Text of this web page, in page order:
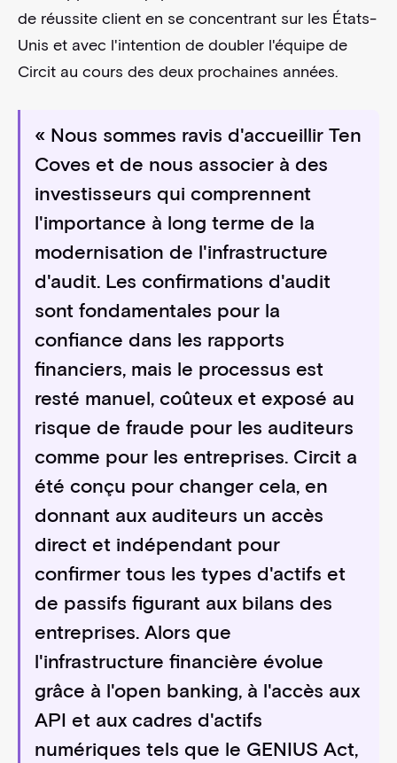
de réussite client en se concentrant sur les États-
Unis et avec l'intention de doubler l'équipe de
Circit au cours des deux prochaines années.
« Nous sommes ravis d'accueillir Ten
Coves et de nous associer à des
investisseurs qui comprennent
l'importance à long terme de la
modernisation de l'infrastructure
d'audit. Les confirmations d'audit
sont fondamentales pour la
confiance dans les rapports
financiers, mais le processus est
resté manuel, coûteux et exposé au
risque de fraude pour les auditeurs
comme pour les entreprises. Circit a
été conçu pour changer cela, en
donnant aux auditeurs un accès
direct et indépendant pour
confirmer tous les types d'actifs et
de passifs figurant aux bilans des
entreprises. Alors que
l'infrastructure financière évolue
grâce à l'open banking, à l'accès aux
API et aux cadres d'actifs
numériques tels que le GENIUS Act,